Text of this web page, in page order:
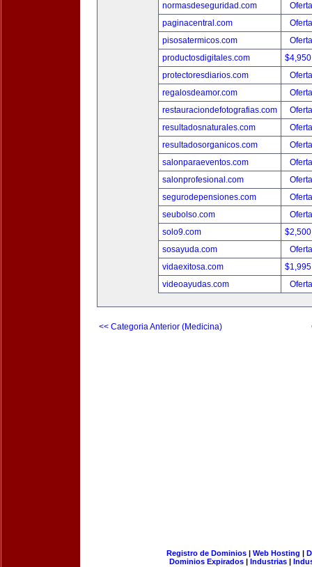
normasdeseguridad.com
paginacentral.com
pisosatermicos.com
productosdigitales.com
protectoresdiarios.com
regalosdeamor.com
restauraciondefotografias.com
resultadosnaturales.com
resultadosorganicos.com
salonparaeventos.com
salonprofesional.com
segurodepensiones.com
seubolso.com
solo9.com
sosayuda.com
vidaexitosa.com
videoayudas.com
<< Categoria Anterior (Medicina)
Registro de Dominios| Web Hosting |
Dominios Expirados | Industrias |